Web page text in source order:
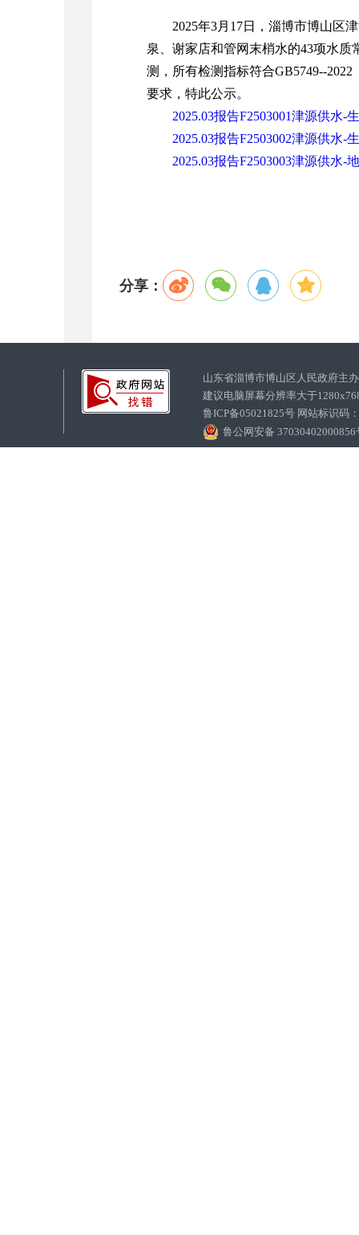
2025年3月17日，淄博市博山区
泉、谢家店和管网末梢水的43项水
测，所有检测指标符合GB5749--
要求，特此公示。
2025.03报告F2503001津源供水-
2025.03报告F2503002津源供水-
2025.03报告F2503003津源供水-
分享：
山东省淄博市博山区人民政府
建议电脑屏幕分辨率大于
鲁ICP备05021825号 网站标识码
鲁公网安备 37030402000856